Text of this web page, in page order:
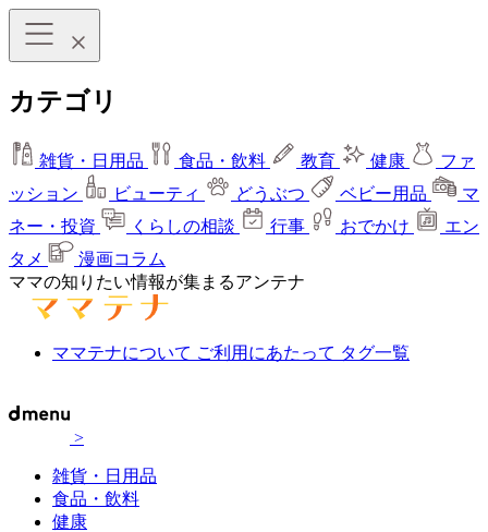
カテゴリ
雑貨・日用品 食品・飲料 教育 健康
ファ
ッション
ビューティ どうぶつ ベビー用品
マ
ネー・投資
くらしの相談 行事 おでかけ
エン
タメ
漫画コラム
ママの知りたい情報が集まるアンテナ
ママテナについて ご利用にあたって タグ一覧
>
雑貨・日用品
食品・飲料
健康